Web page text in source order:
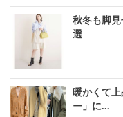
秋冬も脚
選
暖かくて
ー」に...